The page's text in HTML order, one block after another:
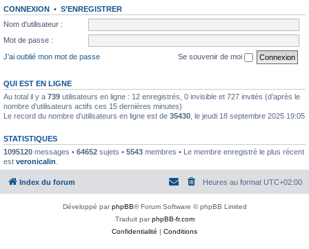
CONNEXION • S’ENREGISTRER
Nom d’utilisateur :
Mot de passe :
J’ai oublié mon mot de passe
Se souvenir de moi
QUI EST EN LIGNE
Au total il y a 739 utilisateurs en ligne : 12 enregistrés, 0 invisible et 727 invités (d’après le
nombre d’utilisateurs actifs ces 15 dernières minutes)
Le record du nombre d’utilisateurs en ligne est de 35430 , le jeudi 18 septembre 2025 19:05
STATISTIQUES
1095120 messages • 64652 sujets • 5543 membres • Le membre enregistré le plus récent
est veronicalin
Index du forum Heures au format UTC+02:00
Développé parphpBB® Forum Software © phpBB Limited
Traduit parphpBB-fr.com
Confidentialité | Conditions